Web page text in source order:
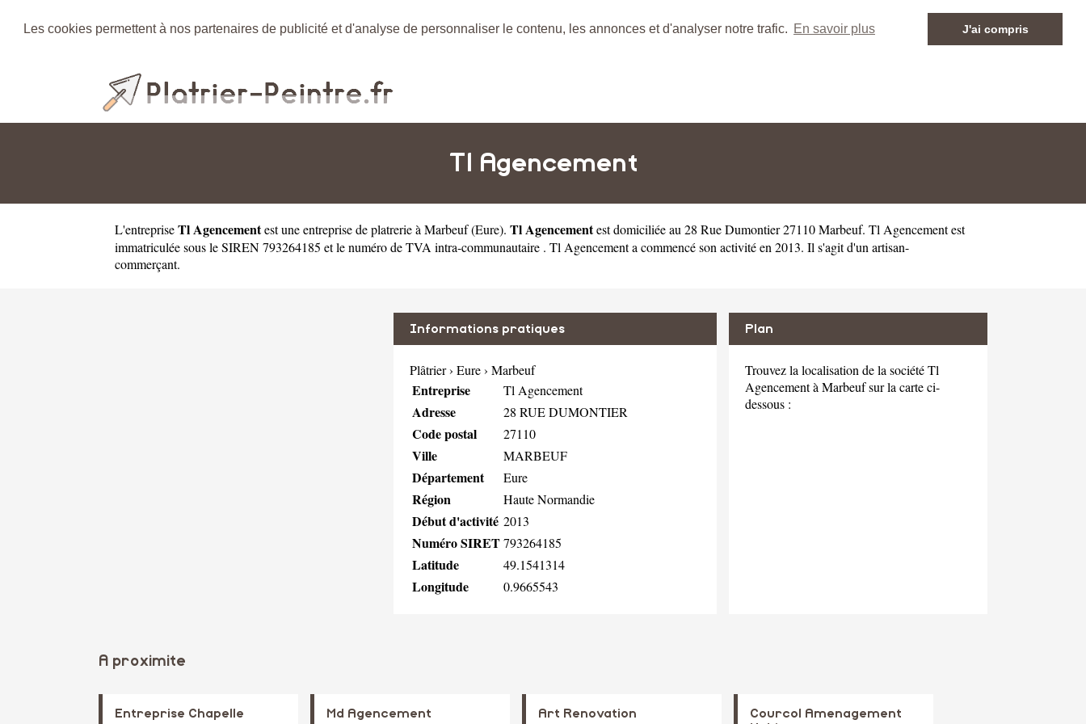
Les cookies permettent à nos partenaires de publicité et d'analyse de personnaliser le contenu, les annonces et d'analyser notre trafic. En savoir plus J'ai compris
Tl Agencement
L'entrepriseTl Agencementest uneentreprise de platrerie à Marbeuf(Eure). Tl Agencementest domiciliée au 28 Rue Dumontier 27110 Marbeuf. Tl Agencement est
immatriculée sous le SIREN 793264185 et le numéro de TVA intra-communautaire . Tl Agencement a commencé son activité en 2013. Il s'agit d'un artisan-
commerçant.
Informations pratiques
Plâtrier› Eure› Marbeuf
Entreprise Tl Agencement
Adresse 28 RUE DUMONTIER
Code postal 27110
Ville MARBEUF
Département Eure
Région Haute Normandie
Début d'activité 2013
Numéro SIRET793264185
Latitude 49.1541314
Longitude 0.9665543
Plan
Trouvez la localisation de la société Tl
Agencement à Marbeuf sur la carte ci-
dessous :
A proximite
Entreprise Chapelle Md Agencement Art Renovation
Courcol Amenagement